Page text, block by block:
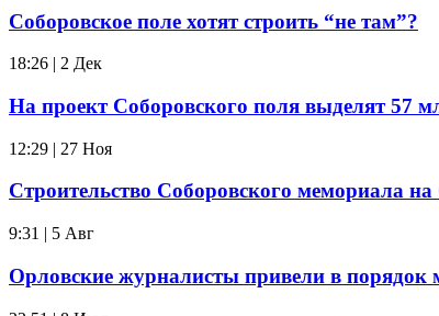
Соборовское поле хотят строить “не там”?
18:26 | 2 Дек
На проект Соборовского поля выделят 57
12:29 | 27 Ноя
Строительство Соборовского мемориала
9:31 | 5 Авг
Орловские журналисты привели в порядок